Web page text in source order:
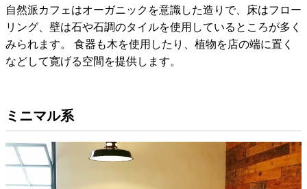
自然派カフェはオーガニックを意識した造りで、床はフロー
リング、壁は石や石調のタイルを使用しているところが多く
みられます。 食器も木を使用したり、植物を店の端に置く
などして寛げる空間を提供します。
ミニマル系